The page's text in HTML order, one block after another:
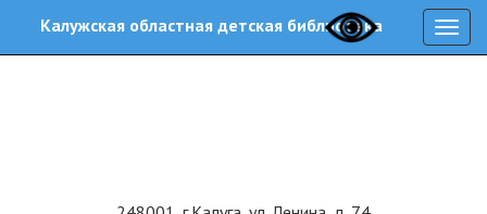
Калужская областная детская библиотека